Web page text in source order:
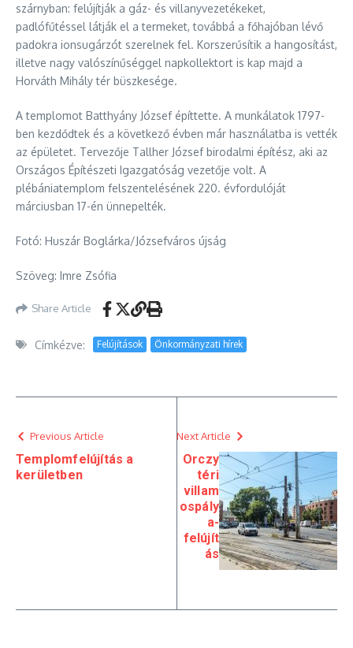
szárnyban: felújítják a gáz- és villanyvezetékeket,
padlófűtéssel látják el a termeket, továbbá a főhajóban lévő
padokra ionsugárzót szerelnek fel. Korszerűsítik a hangosítást,
illetve nagy valószínűséggel napkollektort is kap majd a
Horváth Mihály tér büszkesége.
A templomot Batthyány József építtette. A munkálatok 1797-
ben kezdődtek és a következő évben már használatba is vették
az épületet. Tervezője Tallher József birodalmi építész, aki az
Országos Építészeti Igazgatóság vezetője volt. A
plébániatemplom felszentelésének 220. évfordulóját
márciusban 17-én ünnepelték.
Fotó: Huszár Boglárka/Józsefváros újság
Szöveg: Imre Zsófia
Share Article
Címkézve: Felújítások Önkormányzati hírek
Previous Article
Templomfelújítás a
kerületben
Next Article
Orczy
téri
villam
ospály
a-
felújít
ás